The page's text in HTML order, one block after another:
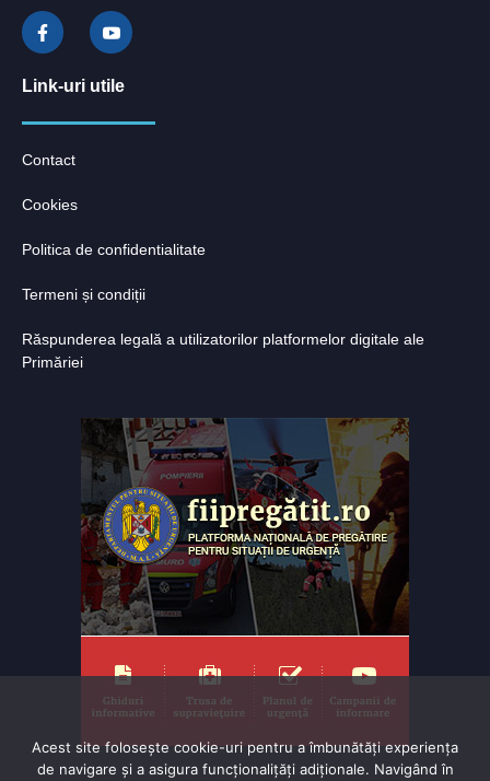
Link-uri utile
Contact
Cookies
Politica de confidentialitate
Termeni și condiții
Răspunderea legală a utilizatorilor platformelor digitale ale
Primăriei
Acest site folosește cookie-uri pentru a îmbunătăți experiența
de navigare și a asigura funcționalițăți adiționale. Navigând în